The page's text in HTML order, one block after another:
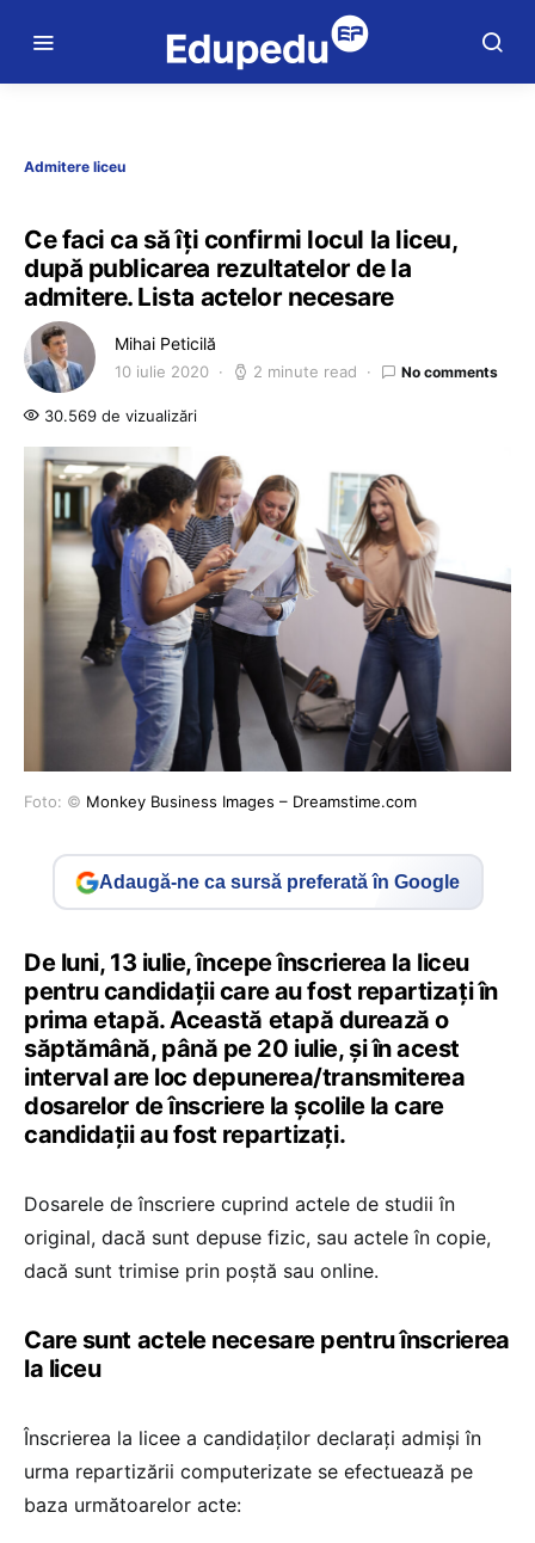
Admitere liceu
Ce faci ca să îți confirmi locul la liceu,
după publicarea rezultatelor de la
admitere. Lista actelor necesare
Mihai Peticilă
10 iulie 2020 2 minute read No comments
30.569 de vizualizări
Foto: © Monkey Business Images – Dreamstime.com
Adaugă-ne ca sursă preferată în Google
De luni, 13 iulie, începe înscrierea la liceu
pentru candidații care au fost repartizați în
prima etapă. Această etapă durează o
săptămână, până pe 20 iulie, și în acest
interval are loc depunerea/transmiterea
dosarelor de înscriere la şcolile la care
candidaţii au fost repartizaţi.
Dosarele de înscriere cuprind actele de studii în
original, dacă sunt depuse fizic, sau actele în copie,
dacă sunt trimise prin poștă sau online.
Care sunt actele necesare pentru înscrierea
la liceu
Înscrierea la licee a candidaţilor declaraţi admişi în
urma repartizării computerizate se efectuează pe
baza următoarelor acte: